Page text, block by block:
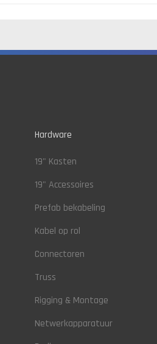
Hardware
19" Kasten
19" Accessoires
Prefab bekabeling
Kabel op rol
Connectoren
Truss
Rigging & Montage
Netwerkapparatuur